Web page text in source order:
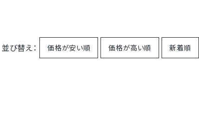
並び替え 価格が安い順 価格が高い順 新着順